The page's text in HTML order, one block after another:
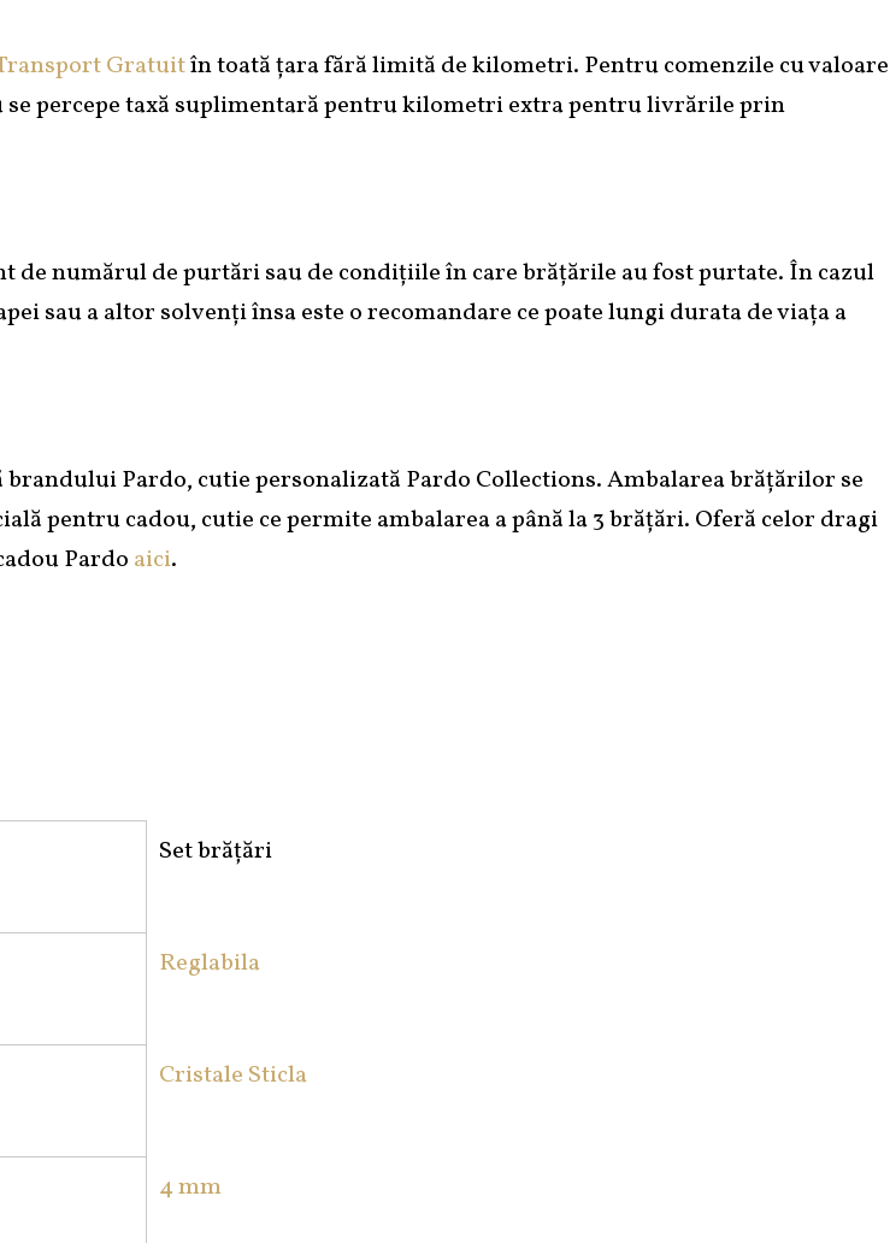
Gratuitîn toată țara fără limită de kilometri. Pentru comenzile cu valoare
se percepe taxă suplimentară pentru kilometri extra pentru livrările prin
de numărul de purtări sau de condițiile în care brățările au fost purtate. În cazul
sau a altor solvenți însa este o recomandare ce poate lungi durata de viața a
Pardo, cutie personalizată Pardo Collections. Ambalarea brățărilor se
pentru cadou, cutie ce permite ambalarea a până la 3 brățări. Oferă celor dragi
Pardo aici.
Set brățări
Reglabila
Cristale Sticla
4 mm